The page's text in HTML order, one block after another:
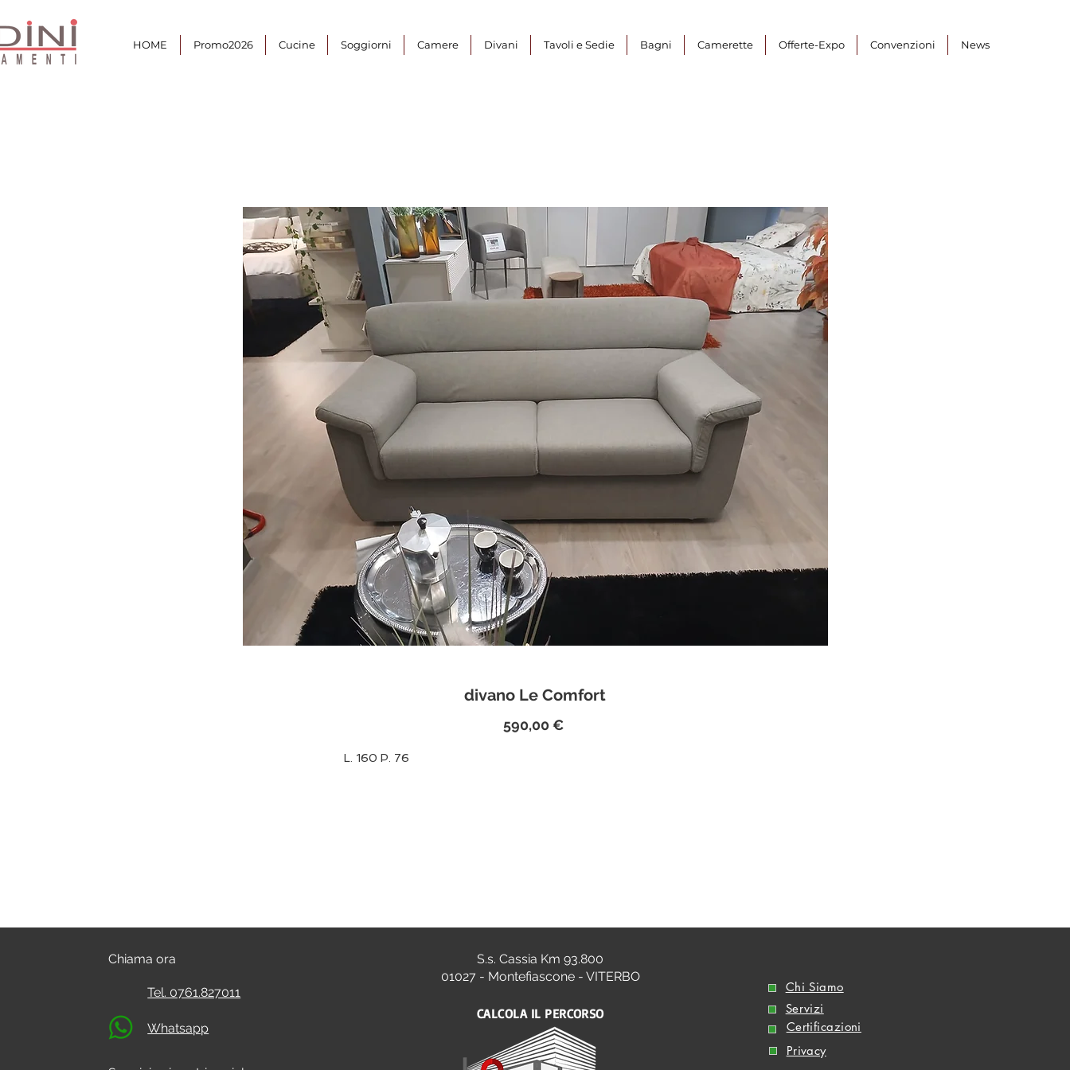
HOME Promo2026 Cucine Soggiorni Camere Divani Tavoli e Sedie Bagni Camerette Offerte-Expo Convenzioni News
divano Le Comfort
590,00 €Prezzo
L. 160 P. 76
Chiama ora
Tel. 0761.827011
Whatsapp
S.s. Cassia Km 93.800
01027 - Montefiascone - VITERBO
CALCOLA IL PERCORSO
Chi Siamo
Servizi
Certificazioni
Privacy